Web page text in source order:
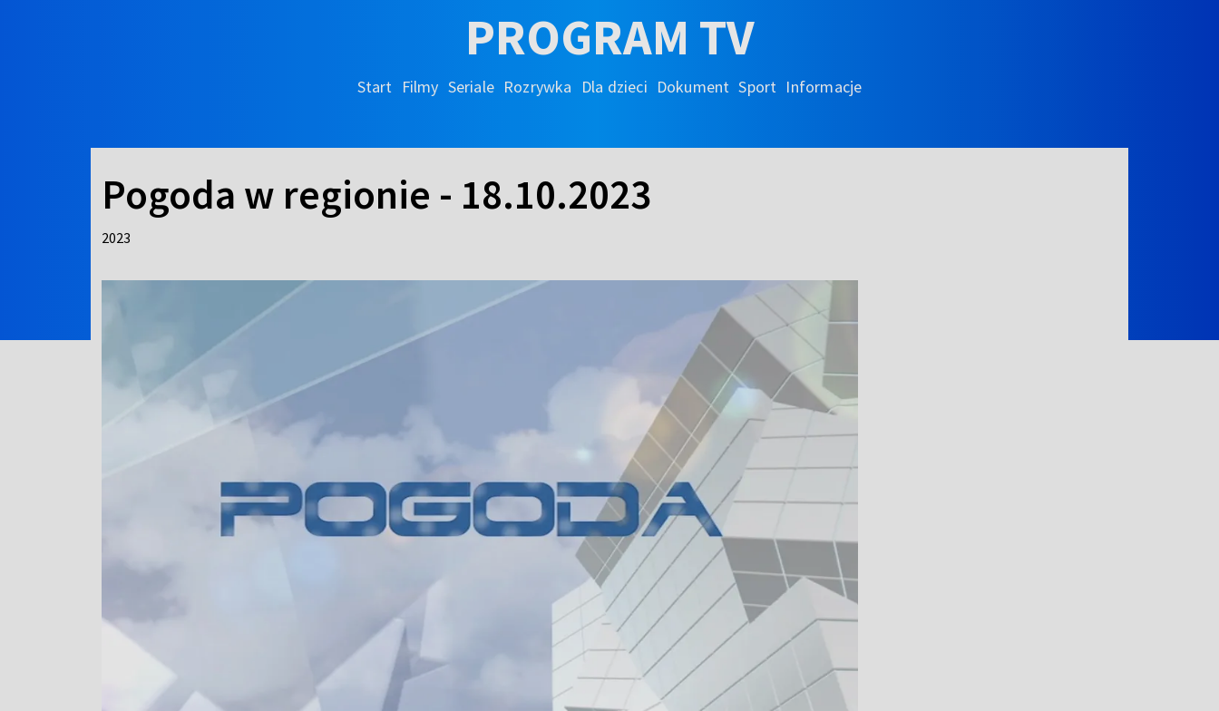
PROGRAM TV
Start Filmy Seriale Rozrywka Dla dzieci Dokument Sport Informacje
Pogoda w regionie - 18.10.2023
2023